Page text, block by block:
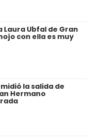
Laura Ubfal de Gran
con ella es muy
la salida de
Hermano